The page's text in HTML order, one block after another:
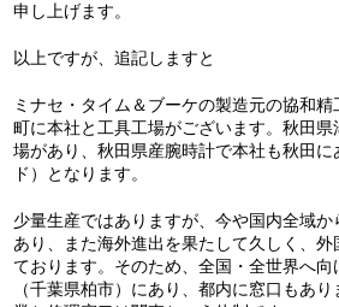
申し上げます。
以上ですが、追記しますと
ミナセ・タイム＆ブーケの製造元の協和
町に本社と工具工場がございます。秋田
場があり、秋田県産腕時計で本社も秋田
ド）となります。
少量生産ではありますが、今や国内全域
あり、また海外進出を果たして久しく、外
ております。そのため、全国・全世界へ
（千葉県柏市）にあり、都内に窓口もあ